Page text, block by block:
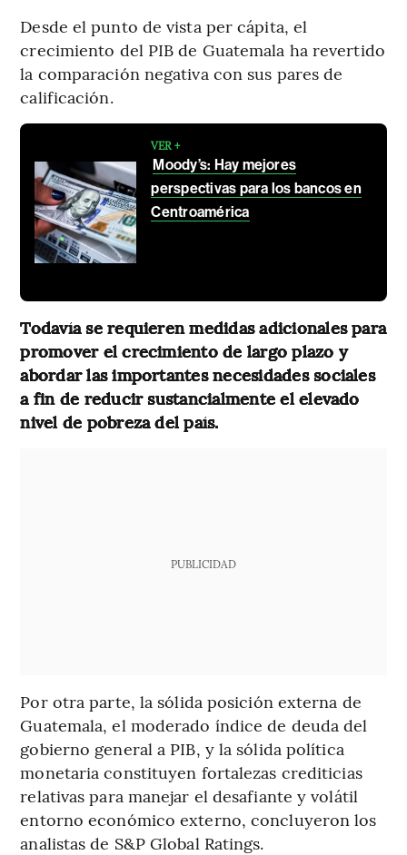
Desde el punto de vista per cápita, el
crecimiento del PIB de Guatemala ha revertido
la comparación negativa con sus pares de
calificación.
VER +
Moody’s: Hay mejores
perspectivas para los bancos en
Centroamérica
Todavía se requieren medidas adicionales para
promover el crecimiento de largo plazo y
abordar las importantes necesidades sociales
a fin de reducir sustancialmente el elevado
nivel de pobreza del país.
PUBLICIDAD
Por otra parte, la sólida posición externa de
Guatemala, el moderado índice de deuda del
gobierno general a PIB, y la sólida política
monetaria constituyen fortalezas crediticias
relativas para manejar el desafiante y volátil
entorno económico externo, concluyeron los
analistas de S&P Global Ratings.